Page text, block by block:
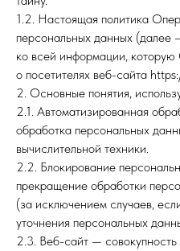
1.2. Настоящая политика
персональных данных (далее
ко всей информации, которую
о посетителях веб-сайта
2. Основные понятия,
2.1. Автоматизированная
обработка персональных
вычислительной техники.
2.2. Блокирование
прекращение обработки
(за исключением случаев,
уточнения персональных
2.3. Веб-сайт — совокупность